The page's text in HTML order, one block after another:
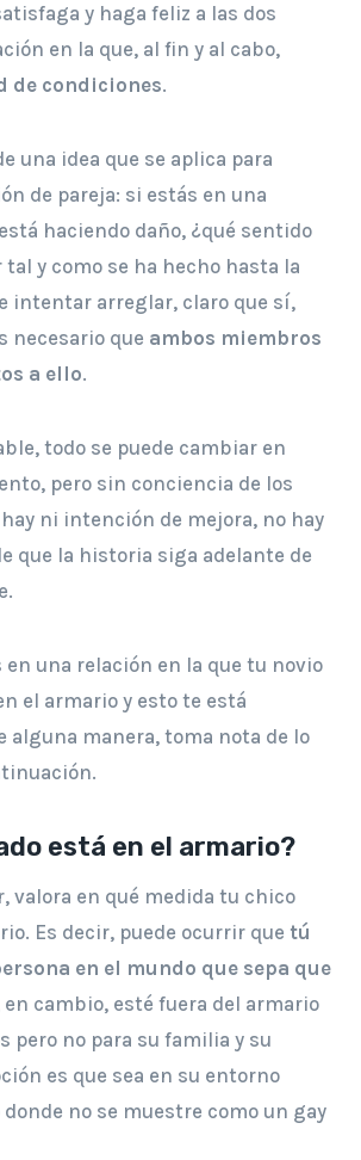
y haga feliz a las dos
en la que, al fin y al cabo,
de condiciones.
una idea que se aplica para
de pareja: si estás en una
haciendo daño, ¿qué sentido
y como se ha hecho hasta la
intentar arreglar, claro que sí,
necesario que ambos miembros
a ello.
todo se puede cambiar en
pero sin conciencia de los
ni intención de mejora, no hay
que la historia siga adelante de
en una relación en la que tu novio
el armario y esto te está
alguna manera, toma nota de lo
está en el armario?
valora en qué medida tu chico
Es decir, puede ocurrir que tú
en el mundo que sepa que
en cambio, esté fuera del armario
pero no para su familia y su
es que sea en su entorno
no se muestre como un gay